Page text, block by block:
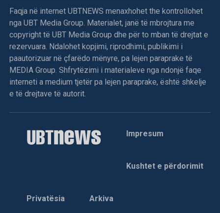
Faqja në internet UBTNEWS menaxhohet the kontrollohet
nga UBT Media Group. Materialet, janë të mbrojtura me
copyright të UBT Media Group dhe për to mban të drejtat e
rezervuara. Ndalohet kopjimi, riprodhimi, publikimi i
paautorizuar në çfarëdo mënyre, pa lejen paraprake të
MEDIA Group. Shfrytëzimi i materialeve nga ndonjë faqe
interneti a medium tjetër pa lejen paraprake, është shkelje
e të drejtave të autorit.
Impresum
Kushtet e përdorimit
Privatësia Arkiva